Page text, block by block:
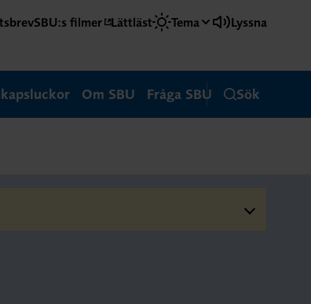
SBU:s filmer Lättläst Tema Lyssna
Om SBU Fråga SBU Sök